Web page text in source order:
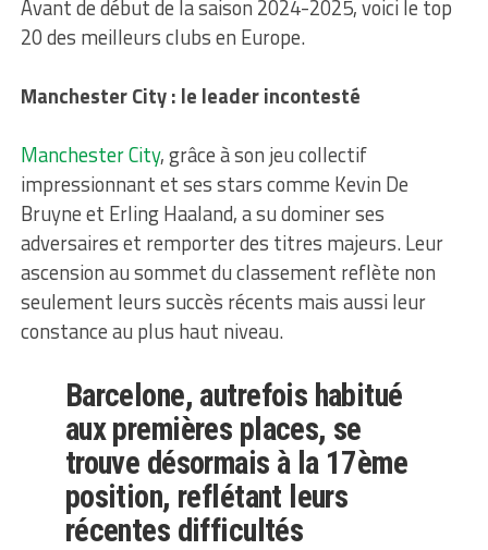
Avant de début de la saison 2024-2025, voici le top
20 des meilleurs clubs en Europe.
Manchester City : le leader incontesté
Manchester City, grâce à son jeu collectif
impressionnant et ses stars comme Kevin De
Bruyne et Erling Haaland, a su dominer ses
adversaires et remporter des titres majeurs. Leur
ascension au sommet du classement reflète non
seulement leurs succès récents mais aussi leur
constance au plus haut niveau.
Barcelone, autrefois habitué
aux premières places, se
trouve désormais à la 17ème
position, reflétant leurs
récentes difficultés